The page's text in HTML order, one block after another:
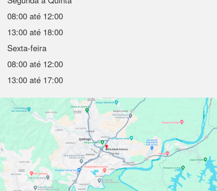
08:00 até 12:00
13:00 até 18:00
Sexta-feira
08:00 até 12:00
13:00 até 17:00